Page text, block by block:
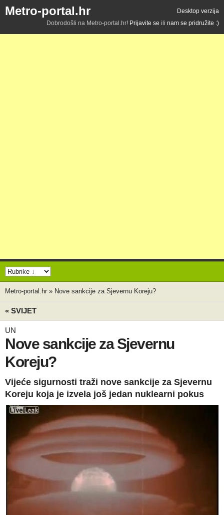
Metro-portal.hr
Desktop verzija
Dobrodošli na Metro-portal.hr! Prijavite se ili nam se pridružite :)
Metro-portal.hr » Nove sankcije za Sjevernu Koreju?
« SVIJET
UN
Nove sankcije za Sjevernu
Koreju?
Vijeće sigurnosti traži nove sankcije za Sjevernu
Koreju koja je izvela još jedan nuklearni pokus